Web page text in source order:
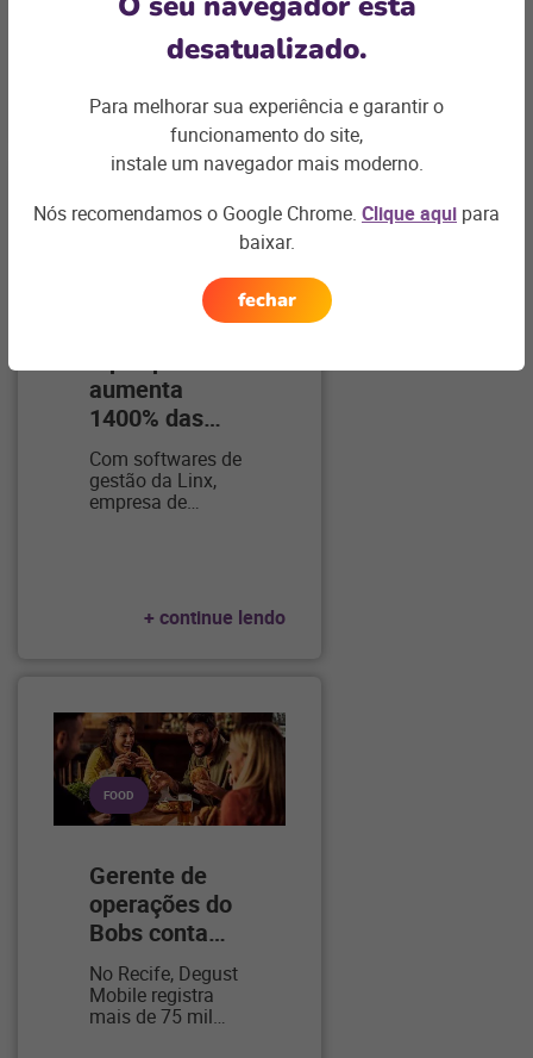
+ continue lendo
aumenta
1400% das…
Com softwares de
gestão da Linx,
empresa de…
+ continue lendo
FOOD
Gerente de
operações do
Bobs conta…
No Recife, Degust
Mobile registra
mais de 75 mil…
desatualizado.
Para melhorar sua experiência e garantir o
funcionamento do site,
instale um navegador mais moderno.
Nós recomendamos o Google Chrome. Clique aqui para
baixar.
fechar